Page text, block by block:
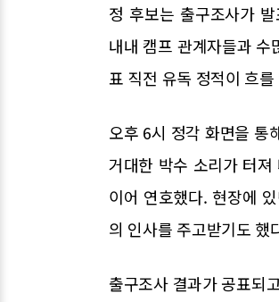
정 후보는 출구조사가
내내 캠프 관계자들과
표 직전 유독 정적이 흐
오후 6시 정각 화면을 통
거대한 박수 소리가 터
이어 연호했다. 현장에
의 인사를 주고받기도 했
출구조사 결과가 공표되